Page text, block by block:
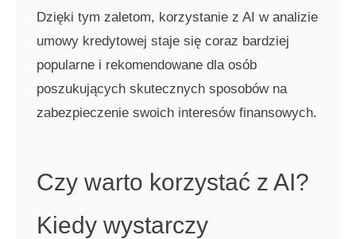
Dzięki tym zaletom, korzystanie z AI w analizie
umowy kredytowej staje się coraz bardziej
popularne i rekomendowane dla osób
poszukujących skutecznych sposobów na
zabezpieczenie swoich interesów finansowych.
Czy warto korzystać z AI?
Kiedy wystarczy